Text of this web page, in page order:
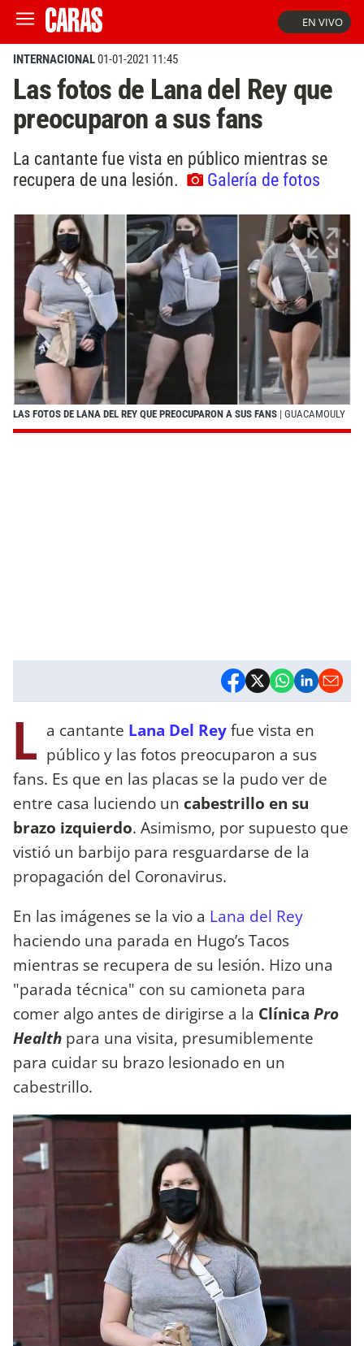
EN VIVO
INTERNACIONAL01-01-2021 11:45
Las fotos de Lana del Rey que
preocuparon a sus fans
La cantante fue vista en público mientras se
recupera de una lesión.
Galería de fotos
LAS FOTOS DE LANA DEL REY QUE PREOCUPARON A SUS FANS | GUACAMOULY
L a cantante Lana Del Reyfue vista en
público y las fotos preocuparon a sus
fans. Es que en las placas se la pudo ver de
entre casa luciendo un cabestrillo en su
brazo izquierdo. Asimismo, por supuesto que
vistió un barbijo para resguardarse de la
propagación del Coronavirus.
En las imágenes se la vio a Lana del Rey
haciendo una parada en Hugo’s Tacos
mientras se recupera de su lesión. Hizo una
"parada técnica" con su camioneta para
comer algo antes de dirigirse a la Clínica Pro
Health para una visita, presumiblemente
para cuidar su brazo lesionado en un
cabestrillo.